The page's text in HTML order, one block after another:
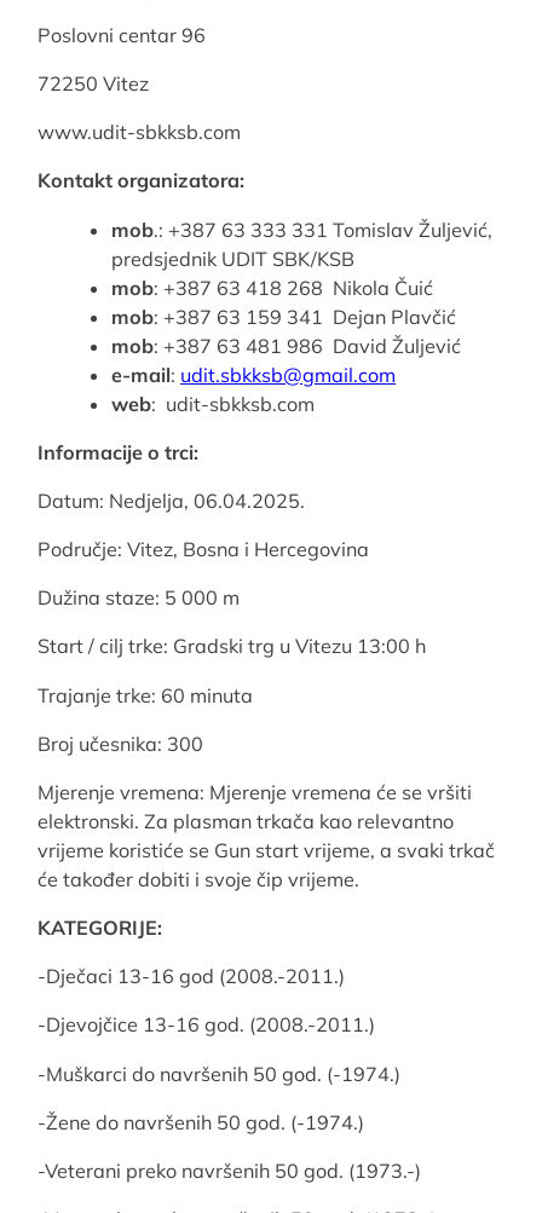
Poslovni centar 96
72250 Vitez
www.udit-sbkksb.com
Kontakt organizatora:
mob.: +387 63 333 331 Tomislav Žuljević,
predsjednik UDIT SBK/KSB
mob: +387 63 418 268 Nikola Čuić
mob: +387 63 159 341 Dejan Plavčić
mob: +387 63 481 986 David Žuljević
e-mail: udit.sbkksb@gmail.com
web: udit-sbkksb.com
Informacije o trci:
Datum: Nedjelja, 06.04.2025.
Područje: Vitez, Bosna i Hercegovina
Dužina staze: 5 000 m
Start / cilj trke: Gradski trg u Vitezu 13:00 h
Trajanje trke: 60 minuta
Broj učesnika: 300
Mjerenje vremena: Mjerenje vremena će se vršiti
elektronski. Za plasman trkača kao relevantno
vrijeme koristiće se Gun start vrijeme, a svaki trkač
će također dobiti i svoje čip vrijeme.
KATEGORIJE:
-Dječaci 13-16 god (2008.-2011.)
-Djevojčice 13-16 god. (2008.-2011.)
-Muškarci do navršenih 50 god. (-1974.)
-Žene do navršenih 50 god. (-1974.)
-Veterani preko navršenih 50 god. (1973.-)